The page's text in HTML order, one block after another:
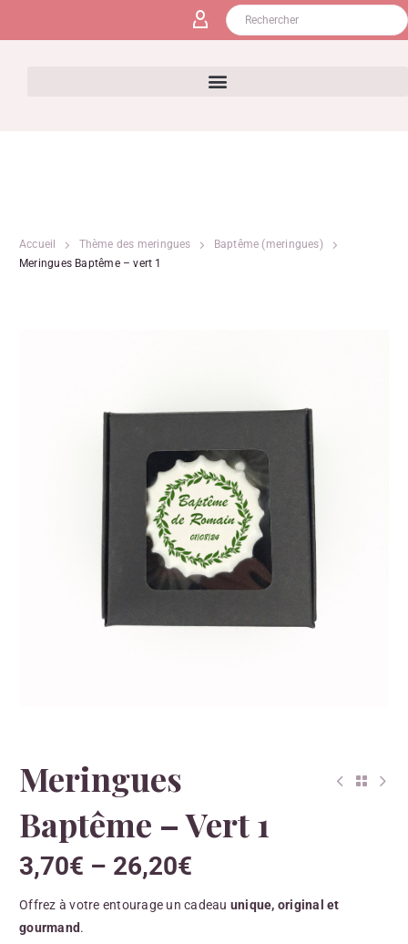
Accueil Thème des meringues
Baptême (meringues)
Meringues Baptême – vert 1
Meringues
Baptême – Vert 1
3,70€ – 26,20€
Offrez à votre entourage un cadeau unique, original et
gourmand.